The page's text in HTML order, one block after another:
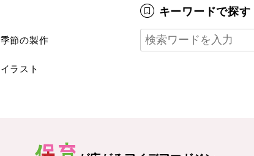
季節の製作
イラスト
キーワードで探す